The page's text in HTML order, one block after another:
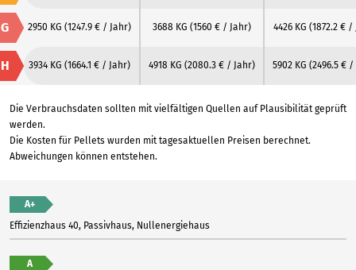
G 2950 KG (1247.9 € / Jahr) 3688 KG (1560 € / Jahr) 4426 KG (1872.2 € /
H 3934 KG (1664.1 € / Jahr) 4918 KG (2080.3 € / Jahr) 5902 KG (2496.5 € /
Die Verbrauchsdaten sollten mit vielfältigen Quellen auf Plausibilität geprüft
werden.
Die Kosten für Pellets wurden mit tagesaktuellen Preisen berechnet.
Abweichungen können entstehen.
A+
Effizienzhaus 40, Passivhaus, Nullenergiehaus
A